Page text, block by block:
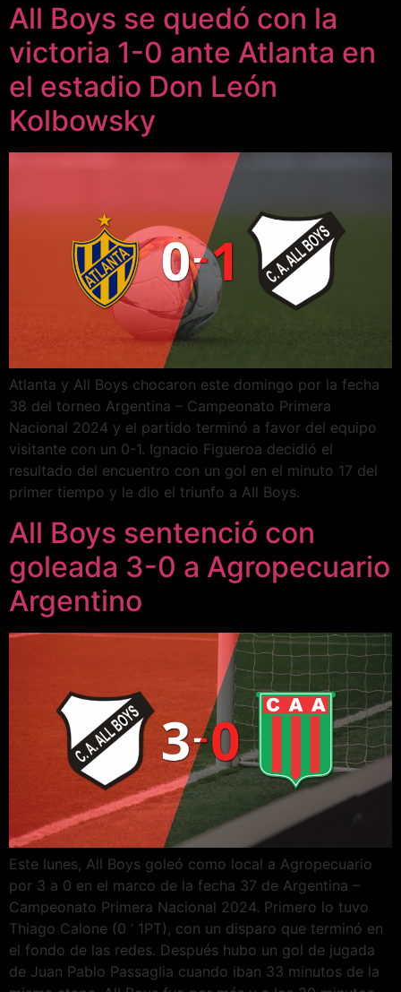
All Boys se quedó con la
victoria 1-0 ante Atlanta en
el estadio Don León
Kolbowsky
Atlanta y All Boys chocaron este domingo por la fecha
38 del torneo Argentina – Campeonato Primera
Nacional 2024 y el partido terminó a favor del equipo
visitante con un 0-1. Ignacio Figueroa decidió el
resultado del encuentro con un gol en el minuto 17 del
primer tiempo y le dio el triunfo a All Boys.
All Boys sentenció con
goleada 3-0 a Agropecuario
Argentino
Este lunes, All Boys goleó como local a Agropecuario
por 3 a 0 en el marco de la fecha 37 de Argentina –
Campeonato Primera Nacional 2024. Primero lo tuvo
Thiago Calone (0 ’ 1PT), con un disparo que terminó en
el fondo de las redes. Después hubo un gol de jugada
de Juan Pablo Passaglia cuando iban 33 minutos de la